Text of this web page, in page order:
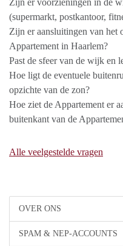
OVER ONS
SPAM & NEP-ACCOUNTS
Zijn er voorzieningen in de
(supermarkt, postkantoor,
Zijn er aansluitingen van het
Appartement in Haarlem?
Past de sfeer van de wijk en
Hoe ligt de eventuele
opzichte van de zon?
Hoe ziet de Appartement er
buitenkant van de
Alle veelgestelde vragen